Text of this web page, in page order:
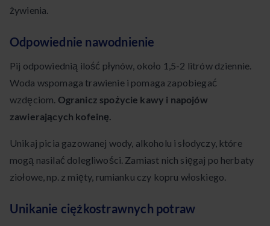
żywienia.
Odpowiednie nawodnienie
Pij odpowiednią ilość płynów, około 1,5-2 litrów dziennie.
Woda wspomaga trawienie i pomaga zapobiegać
wzdęciom. Ogranicz spożycie kawy i napojów
zawierających kofeinę.
Unikaj picia gazowanej wody, alkoholu i słodyczy, które
mogą nasilać dolegliwości. Zamiast nich sięgaj po herbaty
ziołowe, np. z mięty, rumianku czy kopru włoskiego.
Unikanie ciężkostrawnych potraw